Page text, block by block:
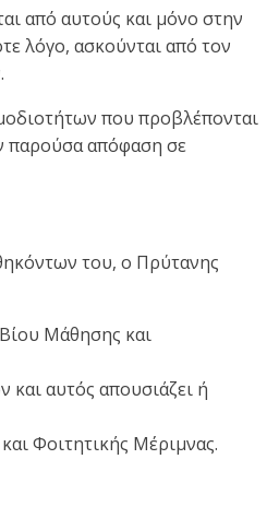
από αυτούς και μόνο στην
λόγο, ασκούνται από τον
που προβλέπονται
παρούσα απόφαση σε
του, ο Πρύτανης
Μάθησης και
αυτός απουσιάζει ή
Φοιτητικής Μέριμνας.